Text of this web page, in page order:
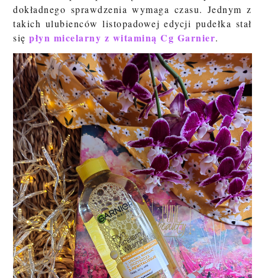
dokładnego sprawdzenia wymaga czasu. Jednym z
takich ulubienców listopadowej edycji pudełka stał
siępłyn micelarny z witaminą Cg Garnier.